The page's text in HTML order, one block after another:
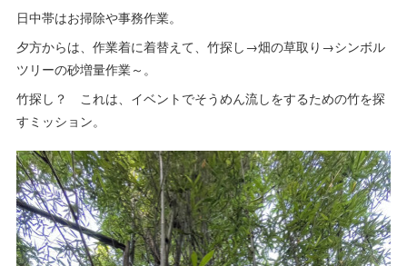
日中帯はお掃除や事務作業。
夕方からは、作業着に着替えて、竹探し→畑の草取り→シンボル
ツリーの砂増量作業～。
竹探し？ これは、イベントでそうめん流しをするための竹を探
すミッション。